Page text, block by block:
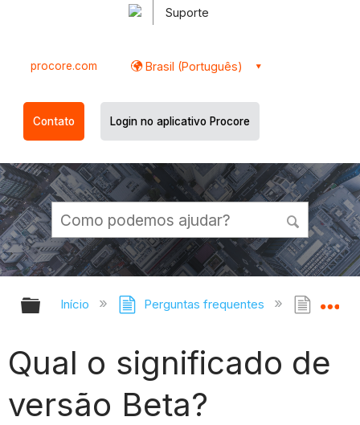
Suporte
procore.com Brasil (Português)
Contato Login no aplicativo Procore
Expandir/recolher hierarquia
Início Perguntas frequentes Qual
Qual o significado de
versão Beta?